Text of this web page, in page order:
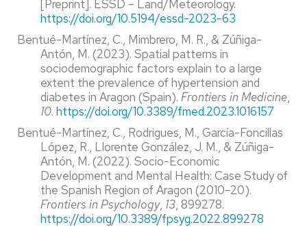
[Preprint]. ESSD – Land/Meteorology.
https://doi.org/10.5194/essd-2023-63
Bentué-Martínez, C., Mimbrero, M. R., & Zúñiga-
Antón, M. (2023). Spatial patterns in
sociodemographic factors explain to a large
extent the prevalence of hypertension and
diabetes in Aragon (Spain). Frontiers in Medicine,
10. https://doi.org/10.3389/fmed.2023.1016157
Bentué-Martínez, C., Rodrigues, M., García-Foncillas
López, R., Llorente González, J. M., & Zúñiga-
Antón, M. (2022). Socio-Economic
Development and Mental Health: Case Study of
the Spanish Region of Aragon (2010–20).
Frontiers in Psychology, 13, 899278.
https://doi.org/10.3389/fpsyg.2022.899278